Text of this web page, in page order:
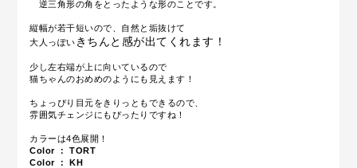
逆三角形の角をとったような形のことです。
縦幅が若干短いので、自然と垢抜けて
大人っぽい きちんと感が出てくれます！
少し左右端が上に向いているので
猫ちゃんのおめめのようにも見えます！
ちょっぴり目元をきりっともできるので、
雰囲気チェンジにもぴったりですね！
カラーは4色展開！
Color ： TORT
Color ： KH